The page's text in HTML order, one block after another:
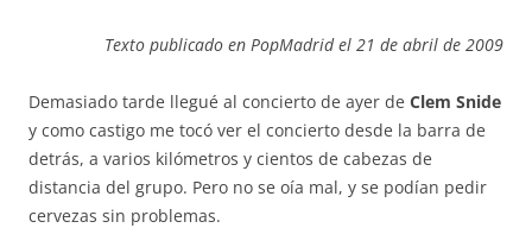
Texto publicado en PopMadrid el 21 de abril de 2009
Demasiado tarde llegué al concierto de ayer de Clem Snide
y como castigo me tocó ver el concierto desde la barra de
detrás, a varios kilómetros y cientos de cabezas de
distancia del grupo. Pero no se oía mal, y se podían pedir
cervezas sin problemas.